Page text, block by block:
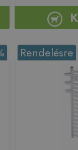
Rendelésre